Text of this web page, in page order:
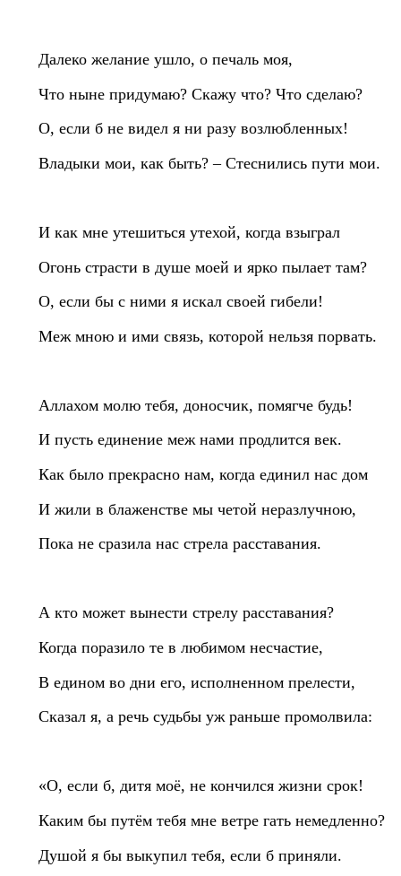
Далеко желание ушло, о печаль моя,
Что ныне придумаю? Скажу что? Что сделаю?
О, если б не видел я ни разу возлюбленных!
Владыки мои, как быть? – Стеснились пути мои.
И как мне утешиться утехой, когда взыграл
Огонь страсти в душе моей и ярко пылает там?
О, если бы с ними я искал своей гибели!
Меж мною и ими связь, которой нельзя порвать.
Аллахом молю тебя, доносчик, помягче будь!
И пусть единение меж нами продлится век.
Как было прекрасно нам, когда единил нас дом
И жили в блаженстве мы четой неразлучною,
Пока не сразила нас стрела расставания.
А кто может вынести стрелу расставания?
Когда поразило те в любимом несчастие,
В едином во дни его, исполненном прелести,
Сказал я, а речь судьбы уж раньше промолвила:
«О, если б, дитя моё, не кончился жизни срок!
Каким бы путём тебя мне ветре гать немедленно?
Душой я бы выкупил тебя, если б приняли.